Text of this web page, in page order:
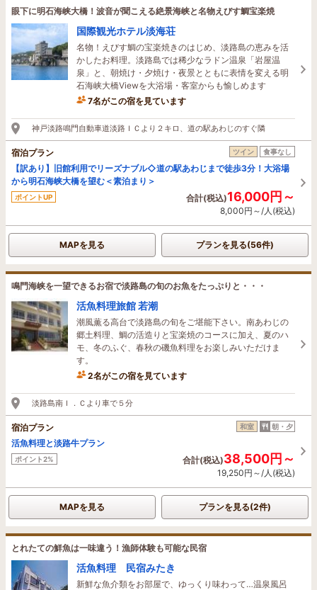
眼下に明石海峡大橋！波音が聞こえる絶景海峡と名物えびす鯛宝楽焼
国際観光ホテル淡海荘
名物！えびす鯛の宝楽焼きのはじめ、淡路島の恵みを活
かしたお料理。淡路島では稀少なラドン温泉「岩屋温
泉」と、朝焼け・夕焼け・夜景とともに表情を変える明
石海峡大橋Viewを大浴場・客室からも愉しめます
7名がこの宿を見ています
1時間前に予約されました
神戸淡路鳴門自動車道淡路ＩＣより２キロ、道の駅あわじのすぐ隣
宿泊プラン ツイン 食事なし
【訳あり】旧館利用でリーズナブル◇道の駅あわじまで徒歩3分！大浴場
から明石海峡大橋を望む＜素泊まり＞
ポイントUP 合計(税込)16,000円～
8,000円～/人(税込)
MAPを見る プランを見る(56件)
鳴門海峡を一望できるお宿で淡路島の旬のお魚をたっぷりと・・・
活魚料理旅館 若潮
潮風薫る高台で淡路島の旬をご堪能下さい。南あわじの
郷土料理、鯛の活造りと宝楽焼のコースに加え、夏のハ
モ、冬のふぐ、春秋の磯魚料理をお楽しみいただけま
す。
2名がこの宿を見ています
27分前に予約されました
淡路島南Ｉ．Ｃより車で５分
宿泊プラン 和室 朝・夕
活魚料理と淡路牛プラン
ポイント2% 合計(税込)38,500円～
19,250円～/人(税込)
MAPを見る プランを見る(2件)
とれたての鮮魚は一味違う！漁師体験も可能な民宿
活魚料理 民宿みたき
新鮮な魚介類をお部屋で、ゆっくり味わって…温泉風呂